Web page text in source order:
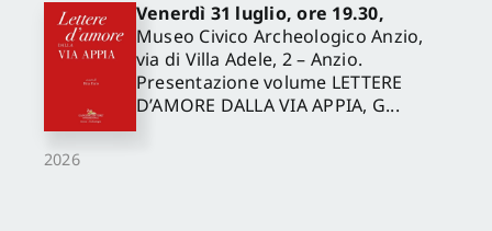
2026
Venerdì 31 luglio, ore 19.30,
Museo Civico Archeologico Anzio,
via di Villa Adele, 2 – Anzio.
Presentazione volume LETTERE
D’AMORE DALLA VIA APPIA, G...